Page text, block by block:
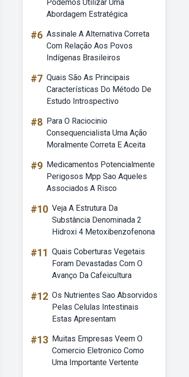
Podemos Utilizar Uma
Abordagem Estratégica
#6 Assinale A Alternativa Correta
Com Relação Aos Povos
Indígenas Brasileiros
#7 Quais São As Principais
Características Do Método De
Estudo Introspectivo
#8 Para O Raciocinio
Consequencialista Uma Ação
Moralmente Correta E Aceita
#9 Medicamentos Potencialmente
Perigosos Mpp Sao Aqueles
Associados A Risco
#10 Veja A Estrutura Da
Substância Denominada 2
Hidroxi 4 Metoxibenzofenona
#11 Quais Coberturas Vegetais
Foram Devastadas Com O
Avanço Da Cafeicultura
#12 Os Nutrientes Sao Absorvidos
Pelas Celulas Intestinais
Estas Apresentam
#13 Muitas Empresas Veem O
Comercio Eletronico Como
Uma Importante Vertente